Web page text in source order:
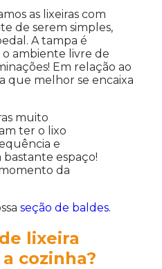
as lixeiras com
de serem simples,
A tampa é
ambiente livre de
Em relação ao
que melhor se encaixa
muito
ter o lixo
e
espaço!
da
seção de baldes.
lixeira
cozinha?